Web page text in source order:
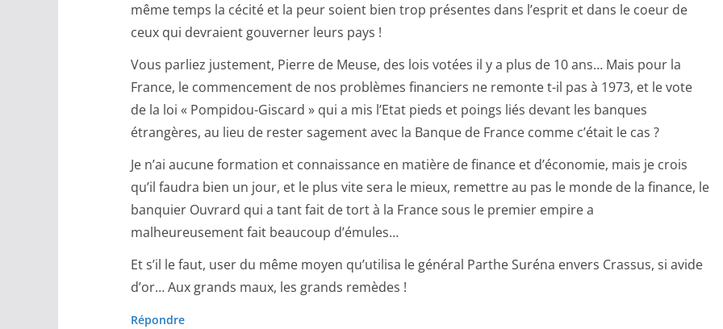
même temps la cécité et la peur soient bien trop présentes dans l’esprit et dans le coeur de
ceux qui devraient gouverner leurs pays !
Vous parliez justement, Pierre de Meuse, des lois votées il y a plus de 10 ans… Mais pour la
France, le commencement de nos problèmes financiers ne remonte t-il pas à 1973, et le vote
de la loi « Pompidou-Giscard » qui a mis l’Etat pieds et poings liés devant les banques
étrangères, au lieu de rester sagement avec la Banque de France comme c’était le cas ?
Je n’ai aucune formation et connaissance en matière de finance et d’économie, mais je crois
qu’il faudra bien un jour, et le plus vite sera le mieux, remettre au pas le monde de la finance, le
banquier Ouvrard qui a tant fait de tort à la France sous le premier empire a
malheureusement fait beaucoup d’émules…
Et s’il le faut, user du même moyen qu’utilisa le général Parthe Suréna envers Crassus, si avide
d’or… Aux grands maux, les grands remèdes !
Répondre